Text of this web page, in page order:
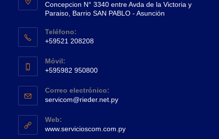
Concepcion N° 3340 entre Avda de la Victoria y
Paraiso, Barrio SAN PABLO - Asunción
abre
una
nueva
Teléfono:
+59521 208208
abre
en
tu
aplicación
Móvil:
+595982 950800
abre
en
tu
aplicación
Correo electrónico:
servicom@rieder.net.pySe
aplicación
Web:
www.servicioscom.com.pySe